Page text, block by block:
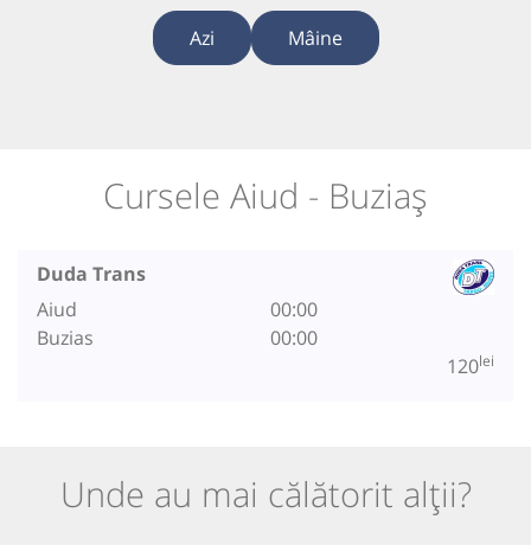
Azi Mâine
Cursele Aiud - Buziaș
Duda Trans
Aiud
Buzias
00:00
00:00
120lei
Unde au mai călătorit alții?